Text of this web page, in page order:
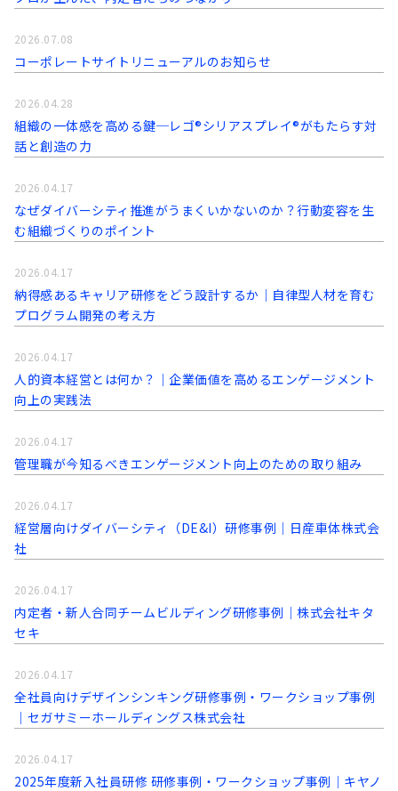
コーポレートサイトリニューアルのお知らせ
2026.07.08
組織の一体感を高める鍵─レゴ®シリアスプレイ®がもたらす対
話と創造の力
2026.04.28
なぜダイバーシティ推進がうまくいかないのか？行動変容を生
む組織づくりのポイント
2026.04.17
納得感あるキャリア研修をどう設計するか｜自律型人材を育む
プログラム開発の考え方
2026.04.17
人的資本経営とは何か？｜企業価値を高めるエンゲージメント
向上の実践法
2026.04.17
管理職が今知るべきエンゲージメント向上のための取り組み
2026.04.17
経営層向けダイバーシティ（DE&I）研修事例｜日産車体株式会
社
2026.04.17
内定者・新人合同チームビルディング研修事例｜株式会社キタ
セキ
2026.04.17
全社員向けデザインシンキング研修事例・ワークショップ事例
｜セガサミーホールディングス株式会社
2026.04.17
2025年度新入社員研修 研修事例・ワークショップ事例｜キヤノ
2026.04.17